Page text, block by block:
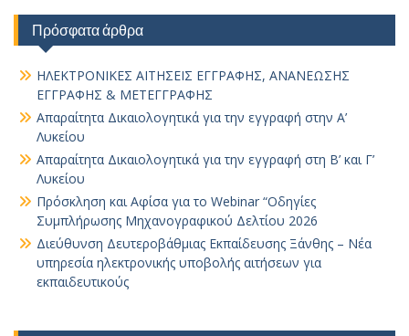
Πρόσφατα άρθρα
ΗΛΕΚΤΡΟΝΙΚΕΣ ΑΙΤΗΣΕΙΣ ΕΓΓΡΑΦΗΣ, ΑΝΑΝΕΩΣΗΣ
ΕΓΓΡΑΦΗΣ & ΜΕΤΕΓΓΡΑΦΗΣ
Απαραίτητα Δικαιολογητικά για την εγγραφή στην Α’
Λυκείου
Απαραίτητα Δικαιολογητικά για την εγγραφή στη Β’ και Γ’
Λυκείου
Πρόσκληση και Αφίσα για το Webinar “Οδηγίες
Συμπλήρωσης Μηχανογραφικού Δελτίου 2026
Διεύθυνση Δευτεροβάθμιας Εκπαίδευσης Ξάνθης – Νέα
υπηρεσία ηλεκτρονικής υποβολής αιτήσεων για
εκπαιδευτικούς